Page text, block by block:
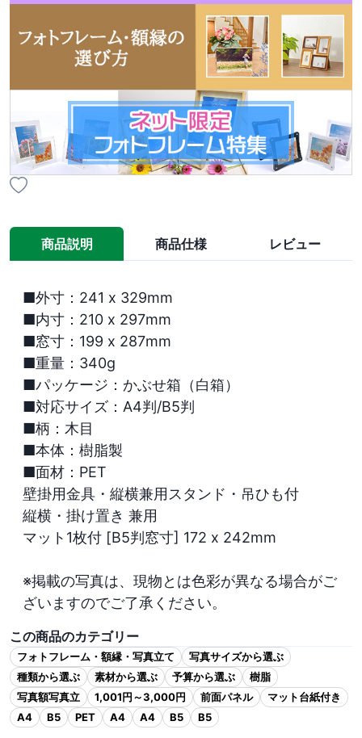
商品説明 商品仕様 レビュー
■外寸：241 x 329mm
■内寸：210 x 297mm
■窓寸：199 x 287mm
■重量：340g
■パッケージ：かぶせ箱（白箱）
■対応サイズ：A4判/B5判
■柄：木目
■本体：樹脂製
■面材：PET
壁掛用金具・縦横兼用スタンド・吊ひも付
縦横・掛け置き 兼用
マット1枚付 [B5判窓寸] 172 x 242mm
※掲載の写真は、現物とは色彩が異なる場合がご
ざいますのでご了承ください。
この商品のカテゴリー
フォトフレーム・額縁・写真立て
写真サイズから選ぶ
種類から選ぶ
素材から選ぶ 予算から選ぶ
樹脂
写真額写真立
1,001円～3,000円 前面パネル
マット台紙付き
A4
B5 PET A4 A4 B5 B5